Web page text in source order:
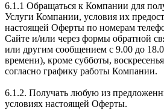
6.1.1 Обращаться к Компании для
Услуги Компании, условия их
настоящей Оферты по номерам
Сайте и/или через формы обратной
или другим сообщением с 9.00 до
времени), кроме субботы,
согласно графику работы Компании.
6.1.2. Получать любую из
условиях настоящей Оферты.